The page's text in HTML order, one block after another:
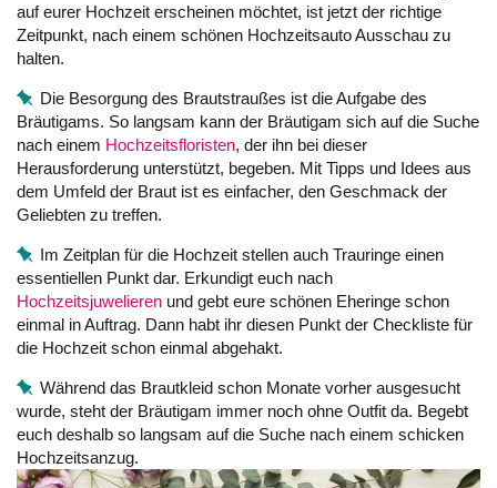
auf eurer Hochzeit erscheinen möchtet, ist jetzt der richtige
Zeitpunkt, nach einem schönen Hochzeitsauto Ausschau zu
halten.
Die Besorgung des Brautstraußes ist die Aufgabe des
Bräutigams. So langsam kann der Bräutigam sich auf die Suche
nach einem Hochzeitsfloristen, der ihn bei dieser
Herausforderung unterstützt, begeben. Mit Tipps und Idees aus
dem Umfeld der Braut ist es einfacher, den Geschmack der
Geliebten zu treffen.
Im Zeitplan für die Hochzeit stellen auch Trauringe einen
essentiellen Punkt dar. Erkundigt euch nach
Hochzeitsjuwelieren und gebt eure schönen Eheringe schon
einmal in Auftrag. Dann habt ihr diesen Punkt der Checkliste für
die Hochzeit schon einmal abgehakt.
Während das Brautkleid schon Monate vorher ausgesucht
wurde, steht der Bräutigam immer noch ohne Outfit da. Begebt
euch deshalb so langsam auf die Suche nach einem schicken
Hochzeitsanzug.